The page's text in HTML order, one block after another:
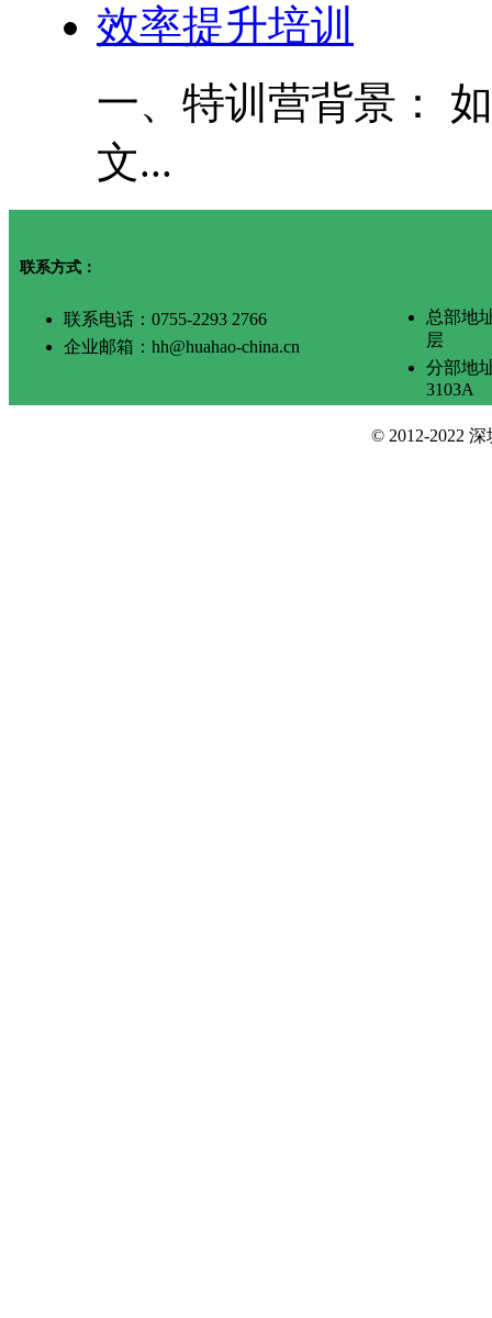
效率提升培训
一、特训营背景：
文...
联系方式：
联系电话：0755-2293 2766
企业邮箱：hh@huahao-china.cn
总部地
层
分部地
3103A
© 2012-2022